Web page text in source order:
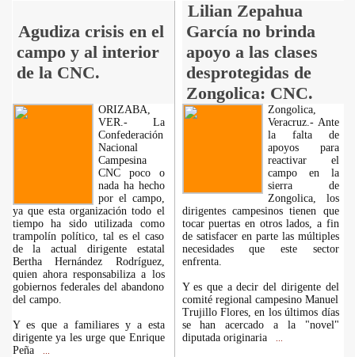
Agudiza crisis en el
campo y al interior
de la CNC.
Lilian Zepahua
García no brinda
apoyo a las clases
desprotegidas de
Zongolica: CNC.
ORIZABA,
VER.- La
Confederación
Nacional
Campesina
CNC poco o
nada ha hecho
por el campo,
ya que esta organización todo el
tiempo ha sido utilizada como
trampolín político, tal es el caso
de la actual dirigente estatal
Bertha Hernández Rodríguez,
quien ahora responsabiliza a los
gobiernos federales del abandono
del campo.
Y es que a familiares y a esta
dirigente ya les urge que Enrique
Peña
Zongolica,
Veracruz.- Ante
la falta de
apoyos para
reactivar el
campo en la
sierra de
Zongolica, los
dirigentes campesinos tienen que
tocar puertas en otros lados, a fin
de satisfacer en parte las múltiples
necesidades que este sector
enfrenta.
Y es que a decir del dirigente del
comité regional campesino Manuel
Trujillo Flores, en los últimos días
se han acercado a la "novel"
diputada originaria